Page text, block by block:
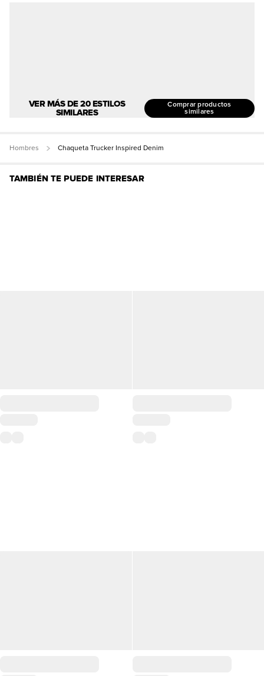
VER MÁS DE 20 ESTILOS
SIMILARES
Comprar productos
similares
Hombres Chaqueta Trucker Inspired Denim
TAMBIÉN TE PUEDE INTERESAR